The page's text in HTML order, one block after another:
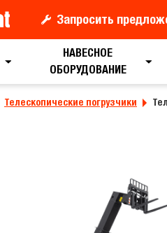
Запросить
НАВЕСНОЕ
ОБОРУДОВАНИЕ
Телескопические погрузчики
Запрос цены